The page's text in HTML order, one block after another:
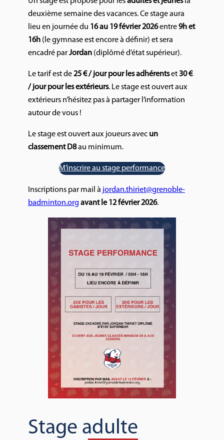
deuxième semaine des vacances. Ce stage aura
lieu en journée du 16 au 19 février 2026entre9h et
16h (le gymnase est encore à définir) et sera
encadré parJordan (diplômé d’état supérieur).
Le tarif est de25 € / jour pour les adhérentset30 €
/ jour pour les extérieurs. Le stage est ouvert aux
extérieurs n’hésitez pas à partager l’information
autour de vous !
Le stage est ouvert aux joueurs avec un
classement D8au minimum.
M’inscrire au stage performance
Inscriptions par mail à jordan.thiriet@grenoble-
badminton.org avant le 12 février 2026.
Stage adulte